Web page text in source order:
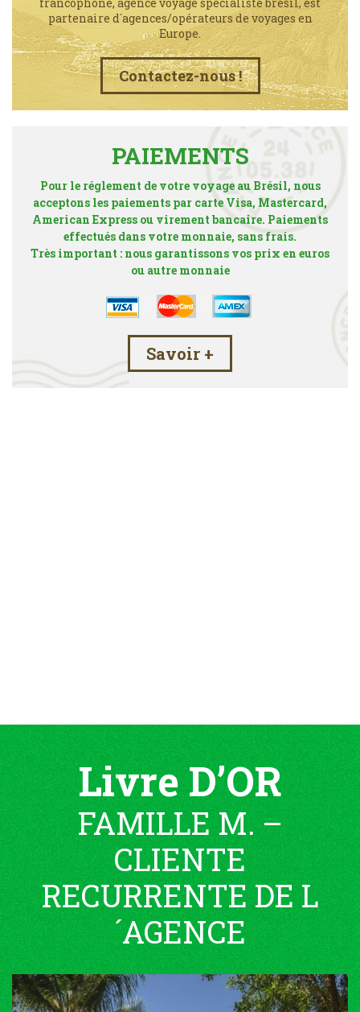
francophone, agence voyage spécialiste brésil, est
partenaire d´agences/opérateurs de voyages en
Europe.
Contactez-nous !
PAIEMENTS
Pour le réglement de votre voyage au Brésil, nous
acceptons les paiements par carte Visa, Mastercard,
American Express ou virement bancaire. Paiements
effectués dans votre monnaie, sans frais.
Très important : nous garantissons vos prix en euros
ou autre monnaie
Savoir +
Livre D’OR
FAMILLE M. –
CLIENTE
RECURRENTE DE L
´AGENCE